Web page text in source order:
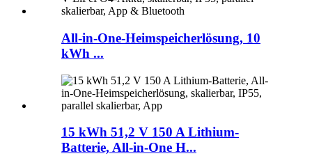
All-in-One-Heimspeicherlösung, 10
kWh ...
15 kWh 51,2 V 150 A Lithium-
Batterie, All-in-One H...